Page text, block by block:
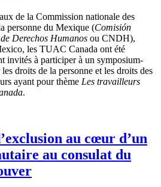
de la Commission nationale des
personne du Mexique (Comisión
de Derechos Humanos ou CNDH),
les TUAC Canada ont été
invités à participer à un symposium-
les droits de la personne et les droits des
ayantpourthème Les travailleurs
.
au cœur d’un
au consulat du